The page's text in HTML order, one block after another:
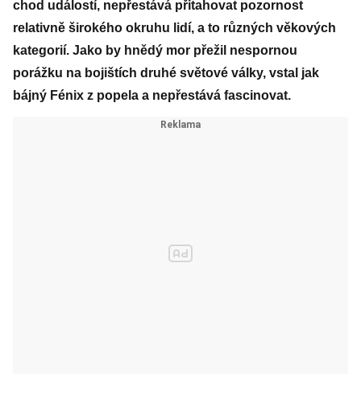
chod událostí, nepřestává přitahovat pozornost
relativně širokého okruhu lidí, a to různých věkových
kategorií. Jako by hnědý mor přežil nespornou
porážku na bojištích druhé světové války, vstal jak
bájný Fénix z popela a nepřestává fascinovat.